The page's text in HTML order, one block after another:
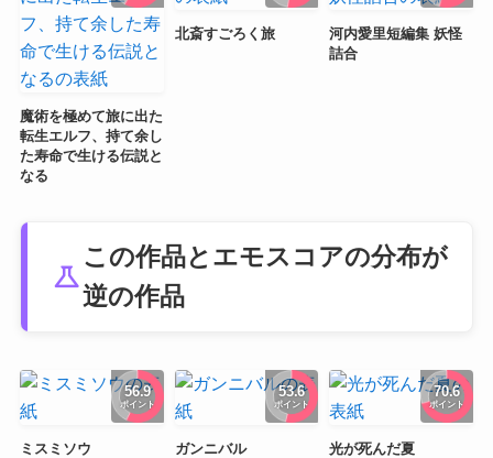
魔術を極めて旅に出た
転生エルフ、持て余し
た寿命で生ける伝説と
なる
北斎すごろく旅
河内愛里短編集 妖怪
詰合
science
この作品とエモスコアの分布が
逆の作品
56.9
ポイント
ミスミソウ
53.6
ポイント
ガンニバル
70.6
ポイント
光が死んだ夏